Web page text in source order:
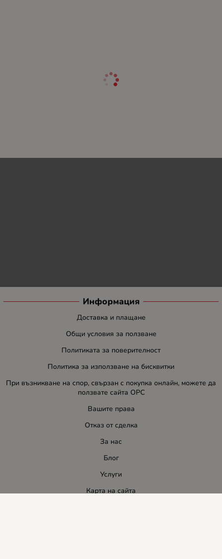
Информация
Доставка и плащане
Общи условия за ползване
Политиката за поверителност
Политика за използване на бисквитки
При възникване на спор, свързан с покупка онлайн, можете да
ползвате сайта ОРС
Вашите права
Отказ от сделка
За нас
Блог
Услуги
Карта на сайта